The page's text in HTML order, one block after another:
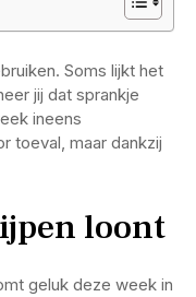
Soms lijkt het
jij dat sprankje
ineens
toeval, maar dankzij
loont
geluk deze week in